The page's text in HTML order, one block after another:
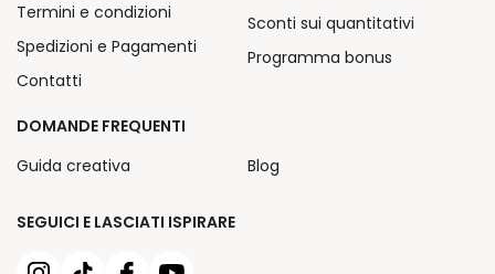
SEGUICI E LASCIATI ISPIRARE
Termini e condizioni
Spedizioni e Pagamenti
Contatti
Sconti sui quantitativi
Programma bonus
DOMANDE FREQUENTI
Guida creativa
Blog